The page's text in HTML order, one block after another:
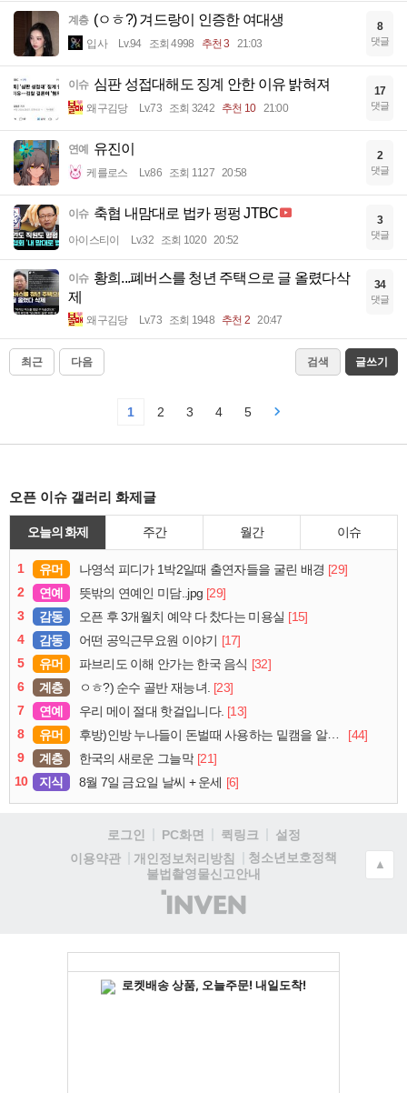
계층 (ㅇㅎ?) 겨드랑이 인증한 여대생
입사 Lv.94 조회 4998 추천 3 21:03
8
댓글
이슈 심판 성접대해도 징계 안한 이유 밝혀져
왜구김당 Lv.73 조회 3242 추천 10 21:00
17
댓글
연예 유진이
케를로스 Lv.86 조회 1127 20:58
2
댓글
이슈 축협 내맘대로 법카 펑펑 JTBC
아이스티이 Lv.32 조회 1020 20:52
3
댓글
이슈 황희...폐버스를 청년 주택으로 글 올렸다삭
제
왜구김당 Lv.73 조회 1948 추천 2 20:47
34
댓글
최근 다음 검색 글쓰기
1 2 3 4 5
오픈 이슈 갤러리 화제글
오늘의 화제 주간 월간 이슈
1 유머 나영석 피디가 1박2일때 출연자들을 굴린 배경 [29]
2
연예 뜻밖의 연예인 미담..jpg [29]
3
감동 오픈 후 3개월치 예약 다 찼다는 미용실 [15]
4
감동 어떤 공익근무요원 이야기 [17]
5
유머 파브리도 이해 안가는 한국 음식 [32]
6
계층 ㅇㅎ?) 순수 골반 재능녀. [23]
7
연예 우리 메이 절대 핫걸입니다. [13]
8
유머 후방)인방 누나들이 돈벌때 사용하는 밑캠을 알아보자
[44]
9
계층 한국의 새로운 그늘막 [21]
10
지식 8월 7일 금요일 날씨 + 운세 [6]
로그인 PC화면 퀵링크
설정
이용약관
개인정보처리방침
청소년보호정책
불법촬영물신고안내
(주)
인
▲